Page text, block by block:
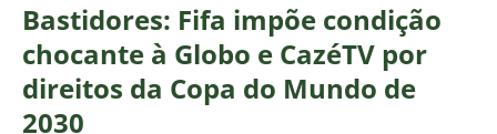
Bastidores: Fifa impõe condição
chocante à Globo e CazéTV por
direitos da Copa do Mundo de
2030